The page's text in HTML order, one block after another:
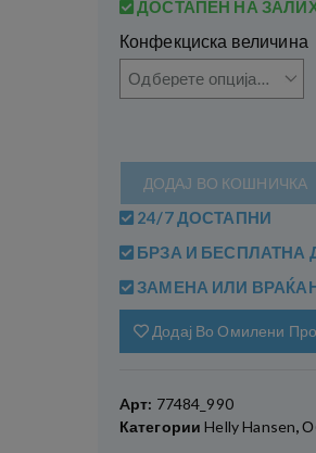
ДОСТАПЕН НА
Конфекциска величина
ДОДАЈ ВО КОШНИЧКА
24/7 ДОСТАПНИ
БРЗА И БЕСПЛАТНА
ЗАМЕНА ИЛИ
Додај Во Омилени
Aрт: 77484_990
КатегорииHelly Hansen,